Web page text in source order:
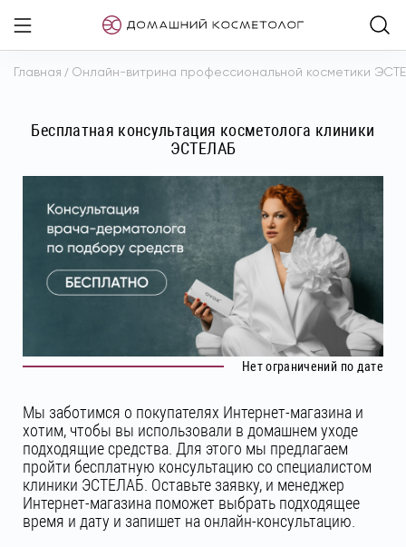
Главная / Онлайн-витрина профессиональной косметики
Бесплатная консультация косметолога клиники
ЭСТЕЛАБ
Нет ограничений по дате
Мы заботимся о покупателях Интернет-магазина и
хотим, чтобы вы использовали в домашнем уходе
подходящие средства. Для этого мы предлагаем
пройти бесплатную консультацию со специалистом
клиники ЭСТЕЛАБ. Оставьте заявку, и менеджер
Интернет-магазина поможет выбрать подходящее
время и дату и запишет на онлайн-консультацию.